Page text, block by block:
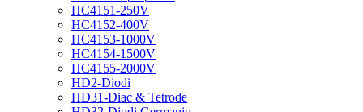
HC4151-250V
HC4152-400V
HC4153-1000V
HC4154-1500V
HC4155-2000V
HD2-Diodi
HD31-Diac & Tetrode